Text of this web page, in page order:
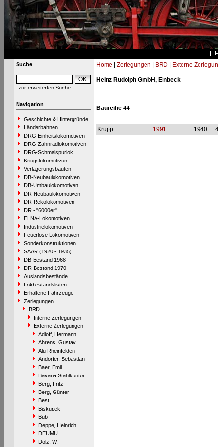
Suche
zur erweiterten Suche
Navigation
Geschichte & Hintergründe
Länderbahnen
DRG-Einheitslokomotiven
DRG-Zahnradlokomotiven
DRG-Schmalspurlok.
Kriegslokomotiven
Verlagerungsbauten
DB-Neubaulokomotiven
DB-Umbaulokomotiven
DR-Neubaulokomotiven
DR-Rekolokomotiven
DR - "6000er"
ELNA-Lokomotiven
Industrielokomotiven
Feuerlose Lokomotiven
Sonderkonstruktionen
SAAR (1920 - 1935)
DB-Bestand 1968
DR-Bestand 1970
Auslandsbestände
Lokbestandslisten
Erhaltene Fahrzeuge
Zerlegungen
BRD
Interne Zerlegungen
Externe Zerlegungen
Adloff, Hermann
Ahrens, Gustav
Alu Rheinfelden
Andorfer, Sebastian
Baer, Emil
Bavaria Stahlkontor
Berg, Fritz
Berg, Günter
Best
Biskupek
Bub
Deppe, Heinrich
DEUMU
Dölz, W.
Home Zerlegungen BRD Externe
Heinz Rudolph GmbH, Einbeck
Baureihe 44
Krupp 1991 1940